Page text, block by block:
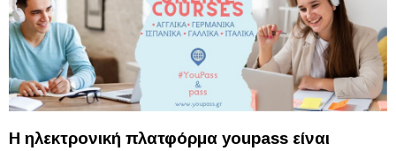
Η ηλεκτρονική πλατφόρμα youpass είναι